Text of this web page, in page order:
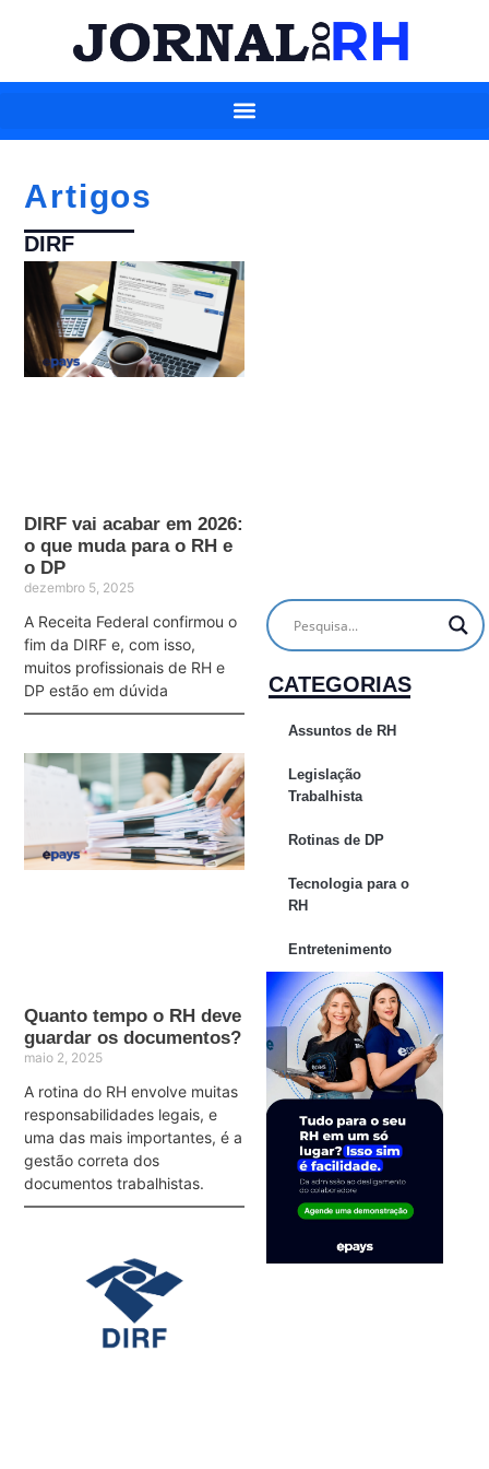
Artigos
DIRF
DIRF vai acabar em 2026:
o que muda para o RH e
o DP
dezembro 5, 2025
A Receita Federal confirmou o
fim da DIRF e, com isso,
muitos profissionais de RH e
DP estão em dúvida
Quanto tempo o RH deve
guardar os documentos?
maio 2, 2025
A rotina do RH envolve muitas
responsabilidades legais, e
uma das mais importantes, é a
gestão correta dos
documentos trabalhistas.
CATEGORIAS
Assuntos de RH
Legislação
Trabalhista
Rotinas de DP
Tecnologia para o
RH
Entretenimento